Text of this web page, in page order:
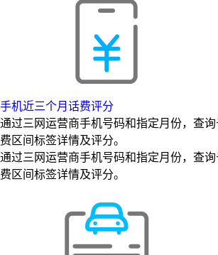
手机近三个月话费评分
通过三网运营商手机号码和指定月份，查
费区间标签详情及评分。
通过三网运营商手机号码和指定月份，查
费区间标签详情及评分。